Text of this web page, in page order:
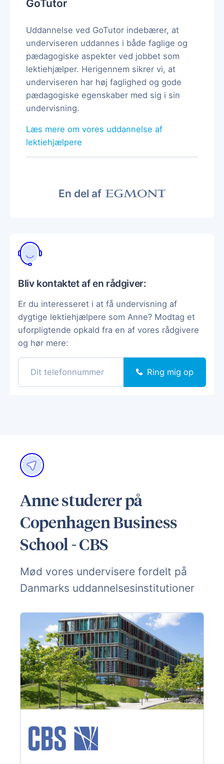
GoTutor
Uddannelse ved GoTutor indebærer, at
underviseren uddannes i både faglige og
pædagogiske aspekter ved jobbet som
lektiehjælper. Herigennem sikrer vi, at
underviseren har høj faglighed og gode
pædagogiske egenskaber med sig i sin
undervisning.
Læs mere om vores uddannelse af
lektiehjælpere
En del af
Bliv kontaktet af en rådgiver:
Er du interesseret i at få undervisning af
dygtige lektiehjælpere som Anne? Modtag et
uforpligtende opkald fra en af vores rådgivere
og hør mere:
Ring mig op
Anne studerer på
Copenhagen Business
School - CBS
Mød vores undervisere fordelt på
Danmarks uddannelsesinstitutioner